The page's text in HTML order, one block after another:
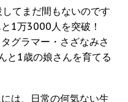
てまだ間もないのです
と1万3000人を突破！
グラマー・さざなみさ
と1歳の娘さんを育てる
は、日常の何気ない生